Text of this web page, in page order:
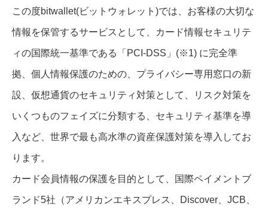
この度bitwallet(ビットウォレット)では、お客様の大切な
情報を保管するサービスとして、カード情報セキュリテ
ィの国際統一基準である「PCI-DSS」(※1) に完全準
拠、個人情報保護のための、プライバシー専用窓口の新
設、仮想通貨のセキュリティ対策として、リスク対策を
いくつものフェイズに分類する、セキュリティ基準を導
入など、世界で最も高水準の資産保護対策を導入してお
ります。
カード会員情報の保護を目的として、国際ペイメントブ
ランド5社（アメリカンエキスプレス、Discover、JCB、